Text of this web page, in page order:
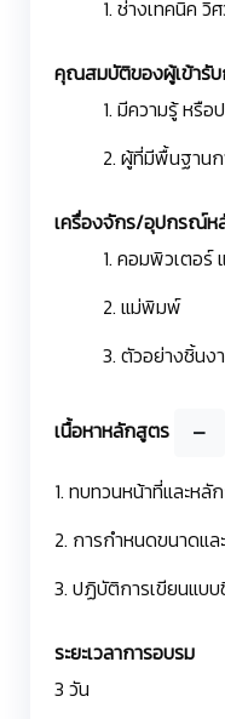
1. ช่างเทคนิค
คุณสมบัติของผู้เข้ารับ
1. มีความรู้ หรื
2. ผู้ที่มีพื้นฐานก
เครื่องจักร/อุปกรณ์ห
1. คอมพิวเตอร์
2. แม่พิมพ์
3. ตัวอย่างชิ้นง
เนื้อหาหลักสูตร
1. ทบทวนหน้าที่และห
2. การกำหนดขนาดแ
3. ปฏิบัติการเขียนแบ
ระยะเวลาการอบรม
3 วัน